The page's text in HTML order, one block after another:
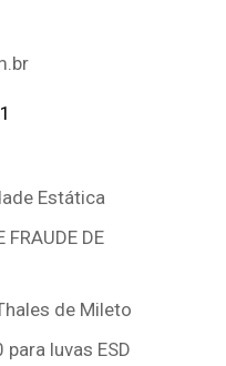
Estática
FRAUDE DE
de Mileto
luvas ESD